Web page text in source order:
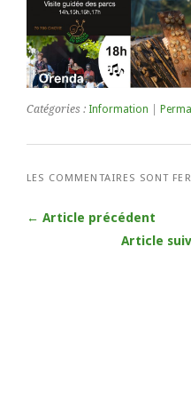
Catégories : Information
LES COMMENTAIRES SONT
← Article précédent
Article